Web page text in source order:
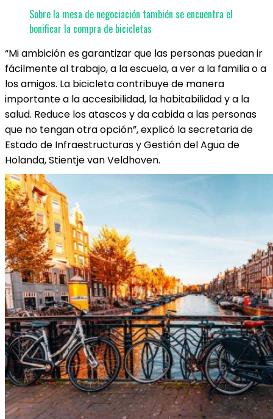
Sobre la mesa de negociación también se encuentra el
bonificar la compra de bicicletas
“Mi ambición es garantizar que las personas puedan ir
fácilmente al trabajo, a la escuela, a ver a la familia o a
los amigos. La bicicleta contribuye de manera
importante a la accesibilidad, la habitabilidad y a la
salud. Reduce los atascos y da cabida a las personas
que no tengan otra opción”, explicó la secretaria de
Estado de Infraestructuras y Gestión del Agua de
Holanda, Stientje van Veldhoven.